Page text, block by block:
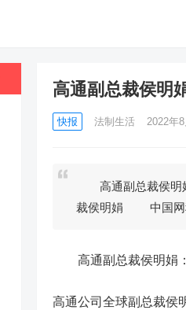
高通副总裁侯明
快报 法制生活 2022年
高通副总裁侯明娟
裁侯明娟 中国网
高通副总裁侯明娟：
高通公司全球副总裁侯